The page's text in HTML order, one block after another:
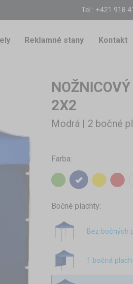
Tel.: +421 918
Reklamné stany Kontakt
2X2
Modrá | 2 bočné
Farba:
Bočné plachty:
Bez bočných
1 bočná